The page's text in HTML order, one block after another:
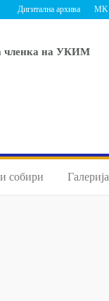
MK
Дигитална архива
членка на УКИМ
собири Галерија